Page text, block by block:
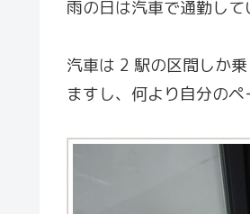
雨の日は汽車で通勤して
汽車は 2 駅の区間しか
ますし、何より自分のペ